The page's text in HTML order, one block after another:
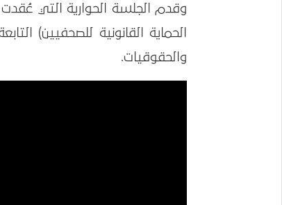
وقدم الجلسة الحوارية التي
الحماية القانونية للصحفيين)
والحقوقيات.